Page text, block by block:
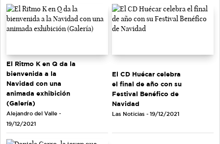
El Ritmo K en Q da la
bienvenida a la
Navidad con una
animada exhibición
(Galería)
Alejandro del Valle -
19/12/2021
El CD Huécar celebra
el final de año con su
Festival Benéfico de
Navidad
Las Noticias - 19/12/2021